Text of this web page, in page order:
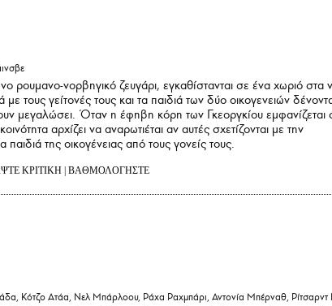
ρουμανο-νορβηγικό ζευγάρι, εγκαθίστανται σε ένα χωριό στα
τους γείτονές τους και τα παιδιά των δύο οικογενειών
μεγαλώσει. Όταν η έφηβη κόρη των Γκεοργκίου εμφανίζεται
αρχίζει να αναρωτιέται αν αυτές σχετίζονται με την
της οικογένειας από τους γονείς τους.
ΚΡΙΤΙΚΗ ΒΑΘΜΟΛΟΓΗΣΤΕ
Κότζο Ατάα, Νελ Μπάρλοου, Ράχα Ραχμπάρι, Αντονία Μπέρναθ, Ρίτσαρντ